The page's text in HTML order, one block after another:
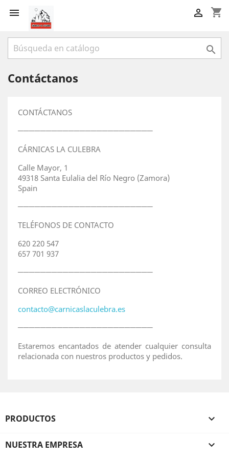
 shopping_cart


Contáctanos
CONTÁCTANOS
────────────────────────
CÁRNICAS LA CULEBRA
Calle Mayor, 1
49318 Santa Eulalia del Río Negro (Zamora)
Spain
────────────────────────
TELÉFONOS DE CONTACTO
620 220 547
657 701 937
────────────────────────
CORREO ELECTRÓNICO
contacto@carnicaslaculebra.es
────────────────────────
Estaremos encantados de atender cualquier consulta
relacionada con nuestros productos y pedidos.
PRODUCTOS 
NUESTRA EMPRESA 